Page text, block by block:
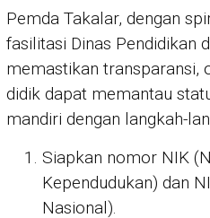
Pemda Takalar, dengan
fasilitasi Dinas Pendidikan
memastikan transparansi,
didik dapat memantau
mandiri dengan langkah-
Siapkan nomor NIK
Kependudukan) dan
Nasional).